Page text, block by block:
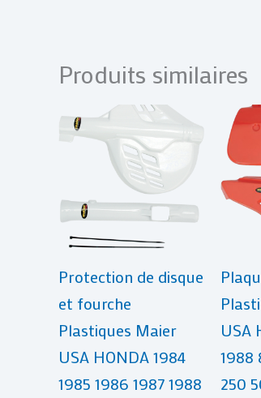
Produits similaires
Protection de disque
et fourche
Plastiques Maier
USA HONDA 1984
1985 1986 1987 1988
USA
1988
250